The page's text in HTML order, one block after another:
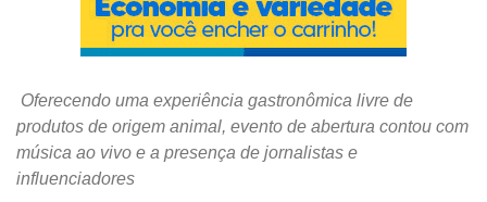
Oferecendo uma experiência gastronômica livre de
produtos de origem animal, evento de abertura contou com
música ao vivo e a presença de jornalistas e
influenciadores